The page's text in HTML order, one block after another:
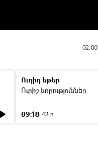
02:00
Ուղիղ եթեր
Ուրիշ նորություններ
09:18 42 ր